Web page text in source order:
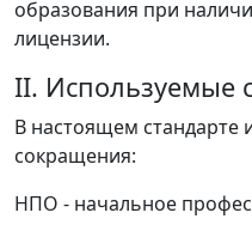
образования при
лицензии.
II. Используемые
В настоящем стандарте
сокращения:
НПО - начальное